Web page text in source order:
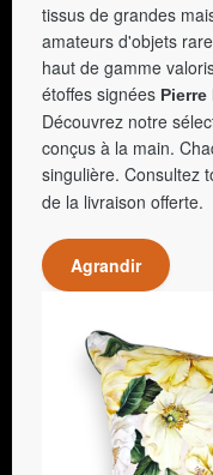
tissus de grandes
amateurs d'objets
haut de gamme
étoffes signées Pierre
Découvrez notre
conçus à la main.
singulière. Consultez
de la livraison offerte.
Agrandir